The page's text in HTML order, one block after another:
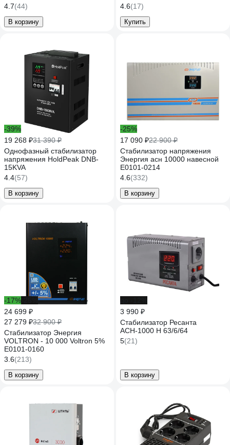
IS2000 (220-230В)
4.7(44)
В корзину
4.6(17)
Купить
-39%
19 268 ₽31 390 ₽
Однофазный стабилизатор
напряжения HoldPeak DNB-
15KVA
4.4(57)
В корзину
-25%
17 090 ₽22 900 ₽
Стабилизатор напряжения
Энергия асн 10000 навесной
Е0101-0214
4.6(332)
В корзину
-17%
24 699 ₽
27 279 ₽32 900 ₽
Стабилизатор Энергия
VOLTRON - 10 000 Voltron 5%
Е0101-0160
3.6(213)
В корзину
3 990 ₽
Стабилизатор Ресанта
АСН-1000 Н 63/6/64
5(21)
В корзину